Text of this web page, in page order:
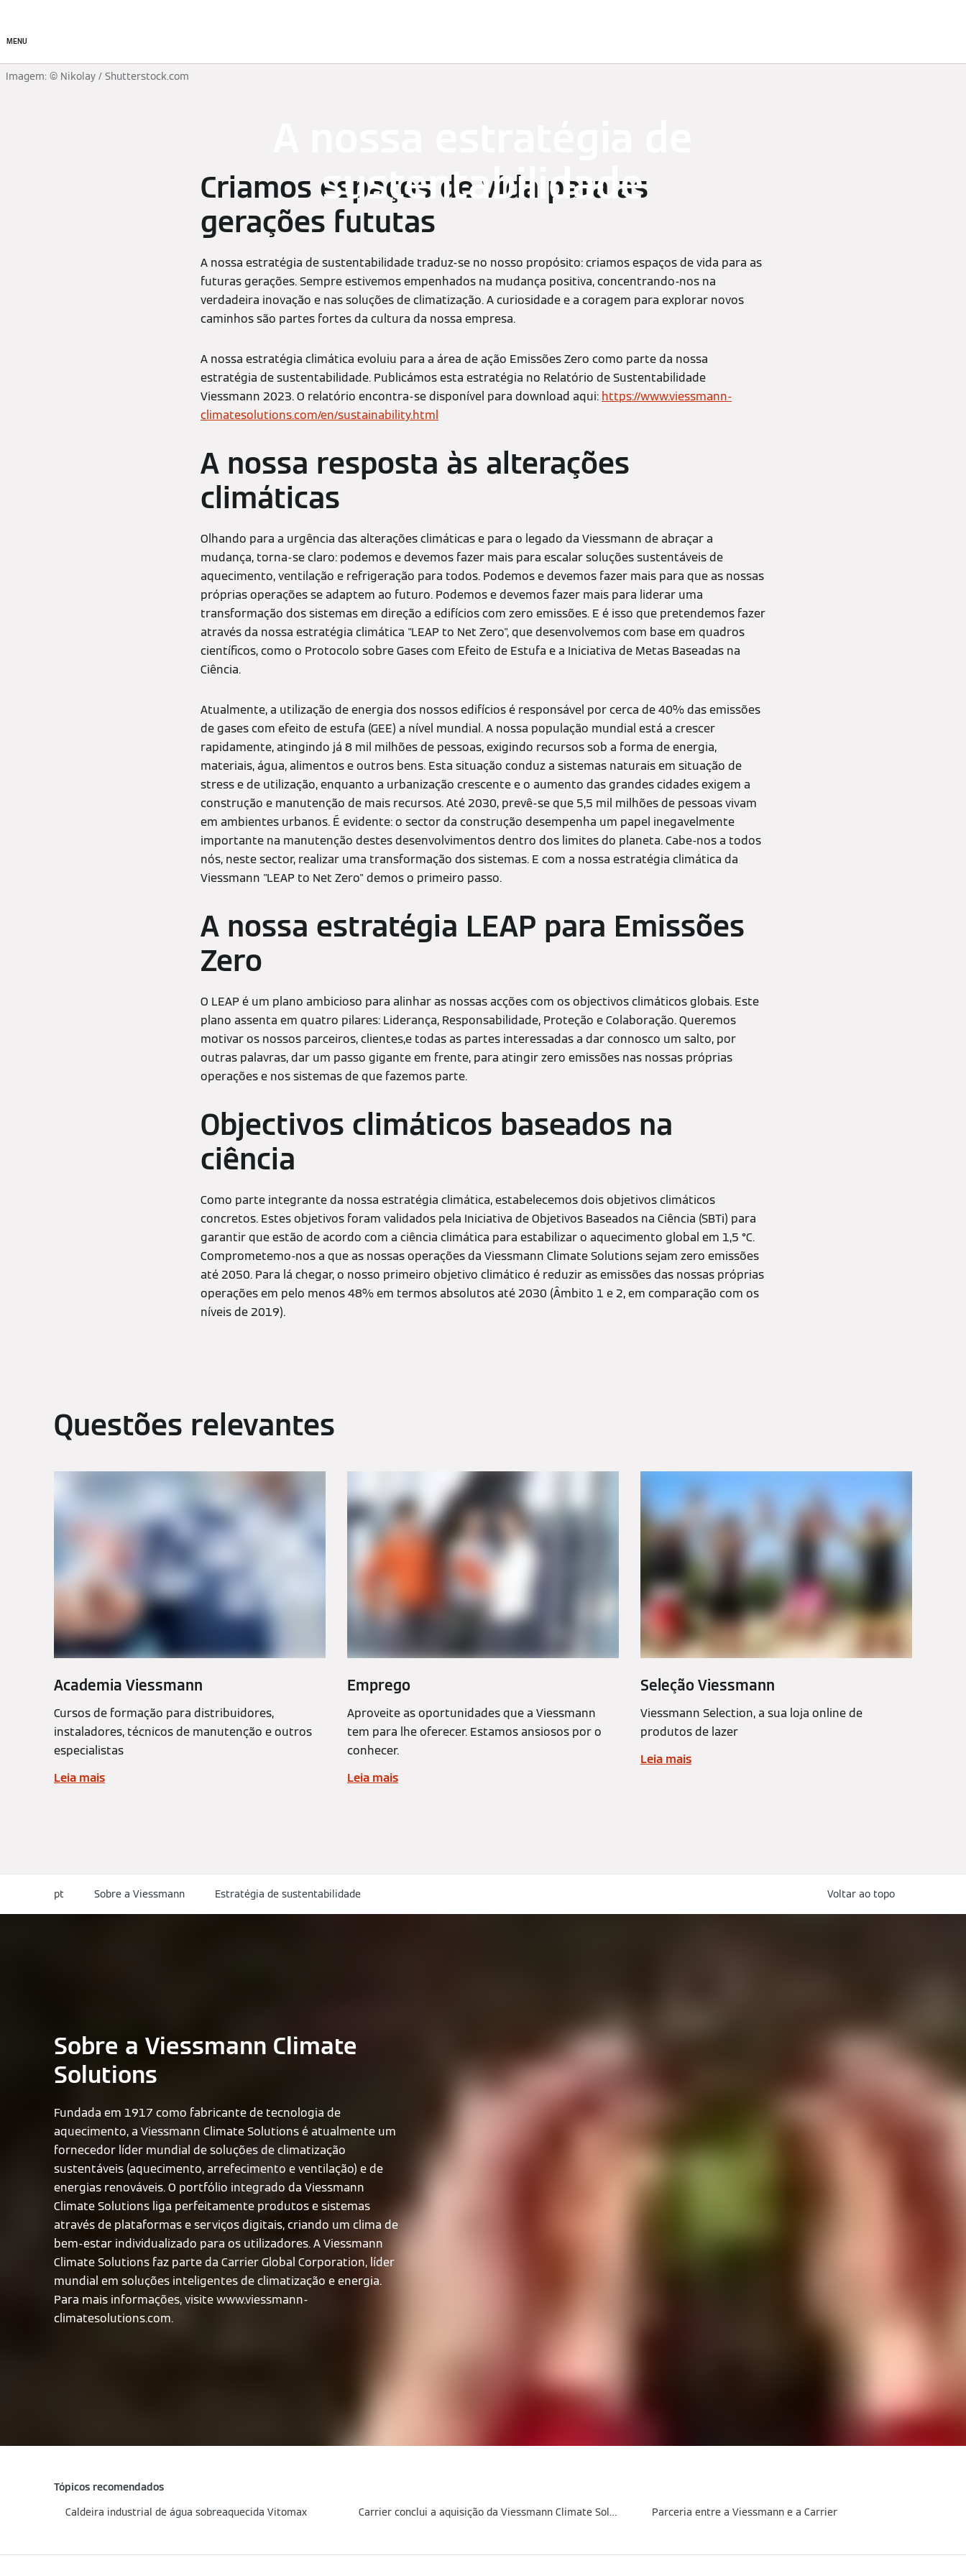
MENU
sustentabilidade
Imagem: © Nikolay / Shutterstock.com
Criamos espaços de vida para as
gerações fututas
A nossa estratégia de sustentabilidade traduz-se no nosso propósito: criamos espaços de vida para as
futuras gerações. Sempre estivemos empenhados na mudança positiva, concentrando-nos na
verdadeira inovação e nas soluções de climatização. A curiosidade e a coragem para explorar novos
caminhos são partes fortes da cultura da nossa empresa.
A nossa estratégia climática evoluiu para a área de ação Emissões Zero como parte da nossa
estratégia de sustentabilidade. Publicámos esta estratégia no Relatório de Sustentabilidade
Viessmann 2023. O relatório encontra-se disponível para download aqui: https://www.viessmann-
climatesolutions.com/en/sustainability.html
A nossa resposta às alterações
climáticas
Olhando para a urgência das alterações climáticas e para o legado da Viessmann de abraçar a
mudança, torna-se claro: podemos e devemos fazer mais para escalar soluções sustentáveis de
aquecimento, ventilação e refrigeração para todos. Podemos e devemos fazer mais para que as nossas
próprias operações se adaptem ao futuro. Podemos e devemos fazer mais para liderar uma
transformação dos sistemas em direção a edifícios com zero emissões. E é isso que pretendemos fazer
através da nossa estratégia climática "LEAP to Net Zero", que desenvolvemos com base em quadros
científicos, como o Protocolo sobre Gases com Efeito de Estufa e a Iniciativa de Metas Baseadas na
Ciência.
Atualmente, a utilização de energia dos nossos edifícios é responsável por cerca de 40% das emissões
de gases com efeito de estufa (GEE) a nível mundial. A nossa população mundial está a crescer
rapidamente, atingindo já 8 mil milhões de pessoas, exigindo recursos sob a forma de energia,
materiais, água, alimentos e outros bens. Esta situação conduz a sistemas naturais em situação de
stress e de utilização, enquanto a urbanização crescente e o aumento das grandes cidades exigem a
construção e manutenção de mais recursos. Até 2030, prevê-se que 5,5 mil milhões de pessoas vivam
em ambientes urbanos. É evidente: o sector da construção desempenha um papel inegavelmente
importante na manutenção destes desenvolvimentos dentro dos limites do planeta. Cabe-nos a todos
nós, neste sector, realizar uma transformação dos sistemas. E com a nossa estratégia climática da
Viessmann "LEAP to Net Zero" demos o primeiro passo.
A nossa estratégia LEAP para Emissões
Zero
O LEAP é um plano ambicioso para alinhar as nossas acções com os objectivos climáticos globais. Este
plano assenta em quatro pilares: Liderança, Responsabilidade, Proteção e Colaboração. Queremos
motivar os nossos parceiros, clientes,e todas as partes interessadas a dar connosco um salto, por
outras palavras, dar um passo gigante em frente, para atingir zero emissões nas nossas próprias
operações e nos sistemas de que fazemos parte.
Objectivos climáticos baseados na
ciência
Como parte integrante da nossa estratégia climática, estabelecemos dois objetivos climáticos
concretos. Estes objetivos foram validados pela Iniciativa de Objetivos Baseados na Ciência (SBTi) para
garantir que estão de acordo com a ciência climática para estabilizar o aquecimento global em 1,5 °C.
Comprometemo-nos a que as nossas operações da Viessmann Climate Solutions sejam zero emissões
até 2050. Para lá chegar, o nosso primeiro objetivo climático é reduzir as emissões das nossas próprias
operações em pelo menos 48% em termos absolutos até 2030 (Âmbito 1 e 2, em comparação com os
níveis de 2019).
Questões relevantes
Academia Viessmann
Cursos de formação para distribuidores,
instaladores, técnicos de manutenção e outros
especialistas
Leia mais
Emprego
Aproveite as oportunidades que a Viessmann
tem para lhe oferecer. Estamos ansiosos por o
conhecer.
Leia mais
Seleção Viessmann
Viessmann Selection, a sua loja online de
produtos de lazer
Leia mais
Voltar ao topo
pt Sobre a Viessmann Estratégia de sustentabilidade
Sobre a Viessmann Climate
Solutions
Fundada em 1917 como fabricante de tecnologia de
aquecimento, a Viessmann Climate Solutions é atualmente um
fornecedor líder mundial de soluções de climatização
sustentáveis (aquecimento, arrefecimento e ventilação) e de
energias renováveis. O portfólio integrado da Viessmann
Climate Solutions liga perfeitamente produtos e sistemas
através de plataformas e serviços digitais, criando um clima de
bem-estar individualizado para os utilizadores. A Viessmann
Climate Solutions faz parte da Carrier Global Corporation, líder
mundial em soluções inteligentes de climatização e energia.
Para mais informações, visite www.viessmann-
climatesolutions.com.
Tópicos recomendados
Caldeira industrial de água sobreaquecida Vitomax
Carrier conclui a aquisição da Viessmann Climate Solutions Parceria entre a Viessmann e a Carrier